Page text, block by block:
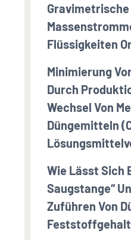
Flüssigkeiten
Minimierung
Durch
Wechsel Von
Düngemitteln
Wie Lässt Sich
Saugstange“
Zuführen Von